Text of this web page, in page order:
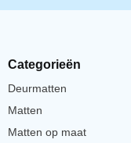
Categorieën
Deurmatten
Matten
Matten op maat